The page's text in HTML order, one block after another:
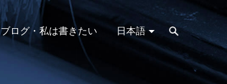
ブログ・私は書きたい 日本語